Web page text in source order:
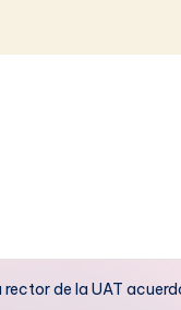
rector de la UAT